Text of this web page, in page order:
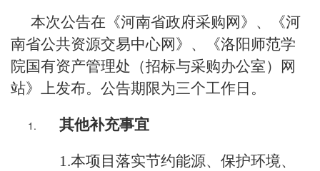
本次公告在《河南省政府采购网》、《河
南省公共资源交易中心网》、《洛阳师范学
院国有资产管理处（招标与采购办公室）网
站》上发布。公告期限为三个工作日。
其他补充事宜
1.本项目落实节约能源、保护环境、